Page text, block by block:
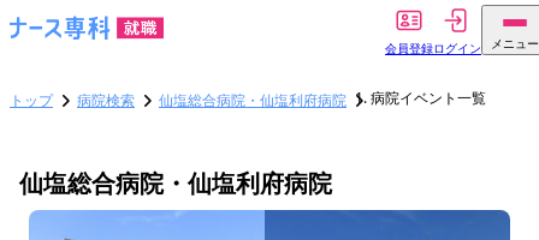
会員登録ログイン メニュー
トップ 病院検索 仙塩総合病院・仙塩利府病院 病院イベント一覧
仙塩総合病院・仙塩利府病院